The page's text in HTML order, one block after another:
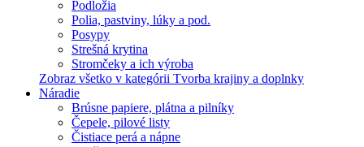
Podložia
Polia, pastviny, lúky a pod.
Posypy
Strešná krytina
Stromčeky a ich výroba
Zobraz všetko v kategórii Tvorba krajiny a doplnky
Náradie
Brúsne papiere, plátna a pilníky
Čepele, pilové listy
Čistiace perá a nápne